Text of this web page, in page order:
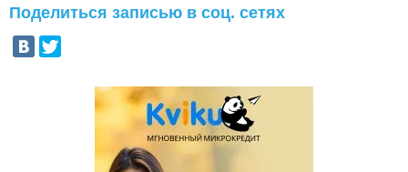
Поделиться записью в соц. сетях